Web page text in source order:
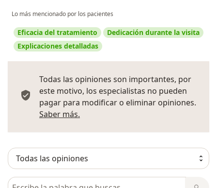
Lo más mencionado por los pacientes
Eficacia del tratamiento
Dedicación durante la visita
Explicaciones detalladas
Todas las opiniones son importantes, por
este motivo, los especialistas no pueden
pagar para modificar o eliminar opiniones.
Saber más.
Busca en opiniones